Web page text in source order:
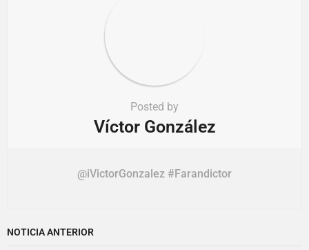
Posted by
Víctor González
@iVictorGonzalez #Farandictor
NOTICIA ANTERIOR